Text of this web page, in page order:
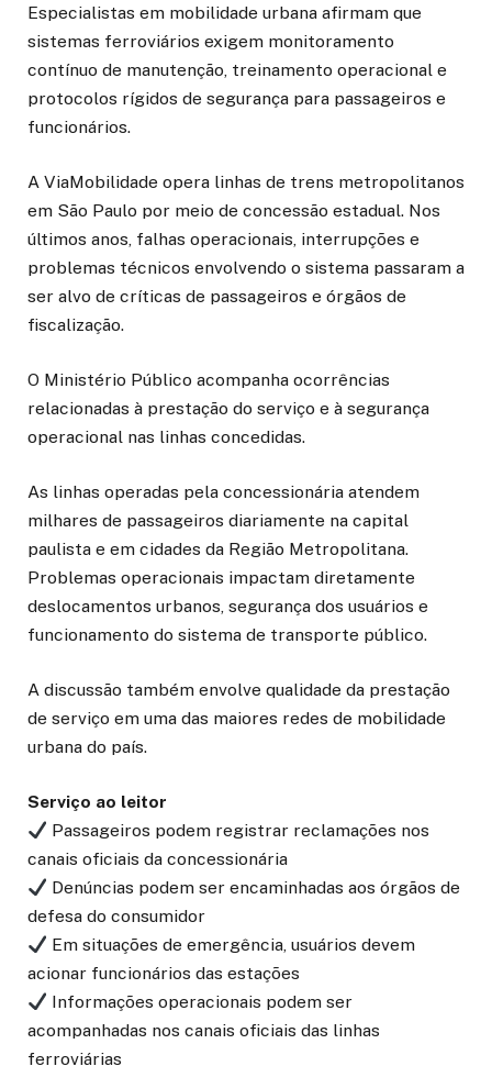
Especialistas em mobilidade urbana afirmam que
sistemas ferroviários exigem monitoramento
contínuo de manutenção, treinamento operacional e
protocolos rígidos de segurança para passageiros e
funcionários.
A ViaMobilidade opera linhas de trens metropolitanos
em São Paulo por meio de concessão estadual. Nos
últimos anos, falhas operacionais, interrupções e
problemas técnicos envolvendo o sistema passaram a
ser alvo de críticas de passageiros e órgãos de
fiscalização.
O Ministério Público acompanha ocorrências
relacionadas à prestação do serviço e à segurança
operacional nas linhas concedidas.
As linhas operadas pela concessionária atendem
milhares de passageiros diariamente na capital
paulista e em cidades da Região Metropolitana.
Problemas operacionais impactam diretamente
deslocamentos urbanos, segurança dos usuários e
funcionamento do sistema de transporte público.
A discussão também envolve qualidade da prestação
de serviço em uma das maiores redes de mobilidade
urbana do país.
Serviço ao leitor
Passageiros podem registrar reclamações nos
canais oficiais da concessionária
Denúncias podem ser encaminhadas aos órgãos de
defesa do consumidor
Em situações de emergência, usuários devem
acionar funcionários das estações
Informações operacionais podem ser
acompanhadas nos canais oficiais das linhas
ferroviárias